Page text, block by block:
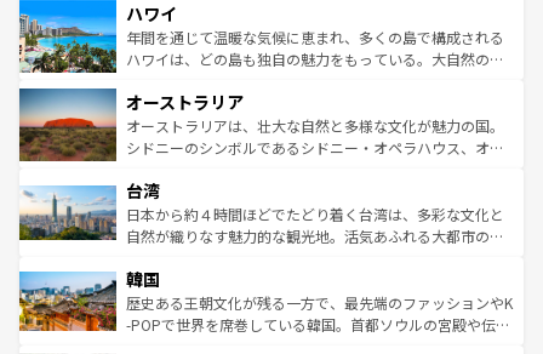
ば市内交通費無料で観光を楽しむこともできる。 なお、新
着のスイス情報はコンテンツ一覧 を参照してほしい。
のような巨大都市は、観光、ショッピング、エンターテイ
ンメントが詰まった刺激的なスポットだ。一方、アメリカ
西部には大自然が広がり、グランドキャニオンやイエロー
部のニューオーリンズでは、音楽と美食が融合した独特の
文化が魅力。旅行者はアメリカの各地域で異なる魅力を楽
しみながら、その多様性と豊かな歴史を感じることができ
ならではの贅沢な旅のスタイルだ。 なお、新着のアメリカ
情報はコンテンツ一覧を参照してほしい。
ハワイ
年間を通じて温暖な気候に恵まれ、多くの島で構成される
ハワイは、どの島も独自の魅力をもっている。大自然の神
ワイ島は見逃せない。また、定番の観光地といえばオアフ
島だが、静かな自然を求めるならマウイ島やカウアイ島が
おすすめ。エメラルドグリーンに輝く海をはじめ、豊かな
れるおもてなしの心で訪れる人々を迎えてくれるハワイの
人々、おいしいローカルフードやハワイアンミュージッ
ク、伝統的なフラダンスなど、すべてがハワイの魅力を彩
ワイを、存分に味わってほしい。 なお、新着のハワイ情報
はコンテンツ一覧を参照してほしい。
オーストラリア
オーストラリアは、壮大な自然と多様な文化が魅力の国。
シドニーのシンボルであるシドニー・オペラハウス、オー
リアリーフや大陸中央部にそびえるウルル（エアーズロッ
ク）、タスマニアの美しい原生林やケアンズの熱帯雨林な
ど、見どころがたくさん。また、カフェやワイン、オージ
いる。アクティビティも充実しており、サーフィンやダイ
ビング、ハイキングなど、アウトドア好きにはたまらな
い。オーストラリアの多彩な魅力を存分に味わいつくそ
台湾
日本から約４時間ほどでたどり着く台湾は、多彩な文化と
自然が織りなす魅力的な観光地。活気あふれる大都市の台
ン）、静ひつな山岳地帯である台湾東部など、都市の喧騒
と山間の静けさが共存しており、訪れる人に新しい発見と
驚きをもたらしてくれる。また、奥深い台湾の食文化も魅
韓国
歴史ある王朝文化が残る一方で、最先端のファッションやK
-POPで世界を席巻している韓国。首都ソウルの宮殿や伝統